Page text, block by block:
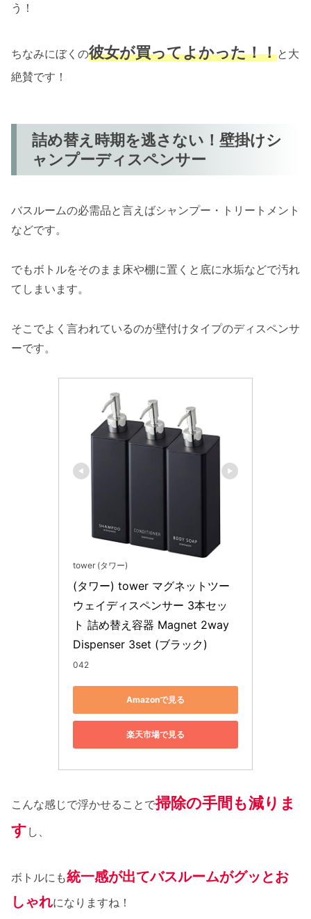
う！
ちなみにぼくの彼女が買ってよかった！！と大
絶賛です！
詰め替え時期を逃さない！壁掛けシ
ャンプーディスペンサー
バスルームの必需品と言えばシャンプー・トリートメント
などです。
でもボトルをそのまま床や棚に置くと底に水垢などで汚れ
てしまいます。
そこでよく言われているのが壁付けタイプのディスペンサ
ーです。
tower (タワー)
(タワー) tower マグネットツー
ウェイディスペンサー 3本セッ
ト 詰め替え容器 Magnet 2way
Dispenser 3set (ブラック)
042
Amazonで見る
楽天市場で見る
こんな感じで浮かせることで掃除の手間も減りま
す し、
ボトルにも統一感が出てバスルームがグッとお
しゃれになりますね！